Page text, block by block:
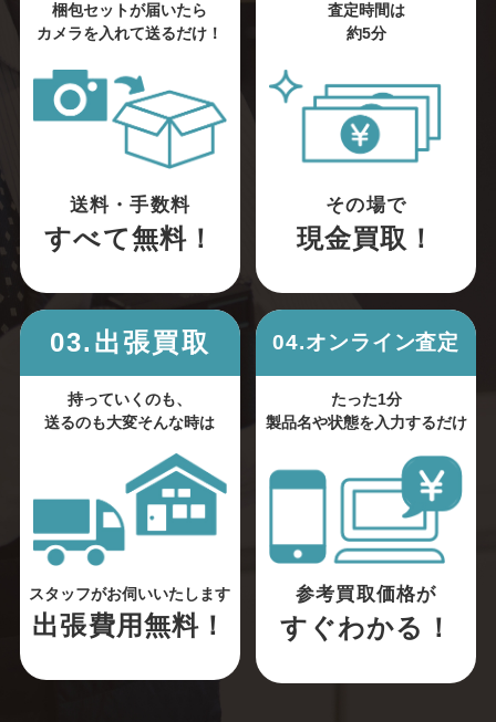
梱包セットが届いたら
カメラを入れて送るだけ！
送料・手数料
すべて無料！
査定時間は
約5分
その場で
現金買取！
03.出張買取
持っていくのも、
送るのも大変そんな時は
スタッフがお伺いいたします
出張費用無料！
04.オンライン査定
たった1分
製品名や状態を入力するだけ
参考買取価格が
すぐわかる！